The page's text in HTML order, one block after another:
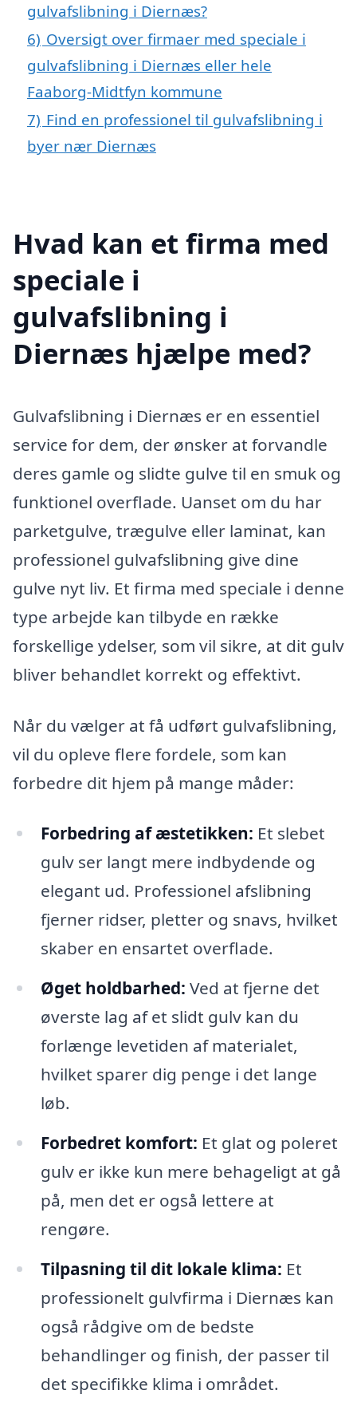
gulvafslibning i Diernæs?
6) Oversigt over firmaer med speciale i
gulvafslibning i Diernæs eller hele
Faaborg-Midtfyn kommune
7) Find en professionel til gulvafslibning i
byer nær Diernæs
Hvad kan et firma med
speciale i
gulvafslibning i
Diernæs hjælpe med?
Gulvafslibning i Diernæs er en essentiel
service for dem, der ønsker at forvandle
deres gamle og slidte gulve til en smuk og
funktionel overflade. Uanset om du har
parketgulve, trægulve eller laminat, kan
professionel gulvafslibning give dine
gulve nyt liv. Et firma med speciale i denne
type arbejde kan tilbyde en række
forskellige ydelser, som vil sikre, at dit gulv
bliver behandlet korrekt og effektivt.
Når du vælger at få udført gulvafslibning,
vil du opleve flere fordele, som kan
forbedre dit hjem på mange måder:
Forbedring af æstetikken: Et slebet
gulv ser langt mere indbydende og
elegant ud. Professionel afslibning
fjerner ridser, pletter og snavs, hvilket
skaber en ensartet overflade.
Øget holdbarhed: Ved at fjerne det
øverste lag af et slidt gulv kan du
forlænge levetiden af materialet,
hvilket sparer dig penge i det lange
løb.
Forbedret komfort: Et glat og poleret
gulv er ikke kun mere behageligt at gå
på, men det er også lettere at
rengøre.
Tilpasning til dit lokale klima: Et
professionelt gulvfirma i Diernæs kan
også rådgive om de bedste
behandlinger og finish, der passer til
det specifikke klima i området.